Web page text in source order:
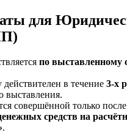
для
по выставленному
в течение 3‑х
выставления.
совершённой только после
средств на
.